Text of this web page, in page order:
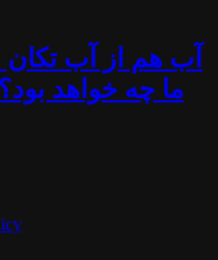
آب هم از آب تکان
ما چه خواهد